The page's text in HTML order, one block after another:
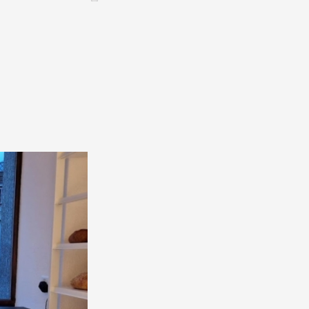
et/ou s'inscrire à la newsletter
sur notre newsletter
à idées